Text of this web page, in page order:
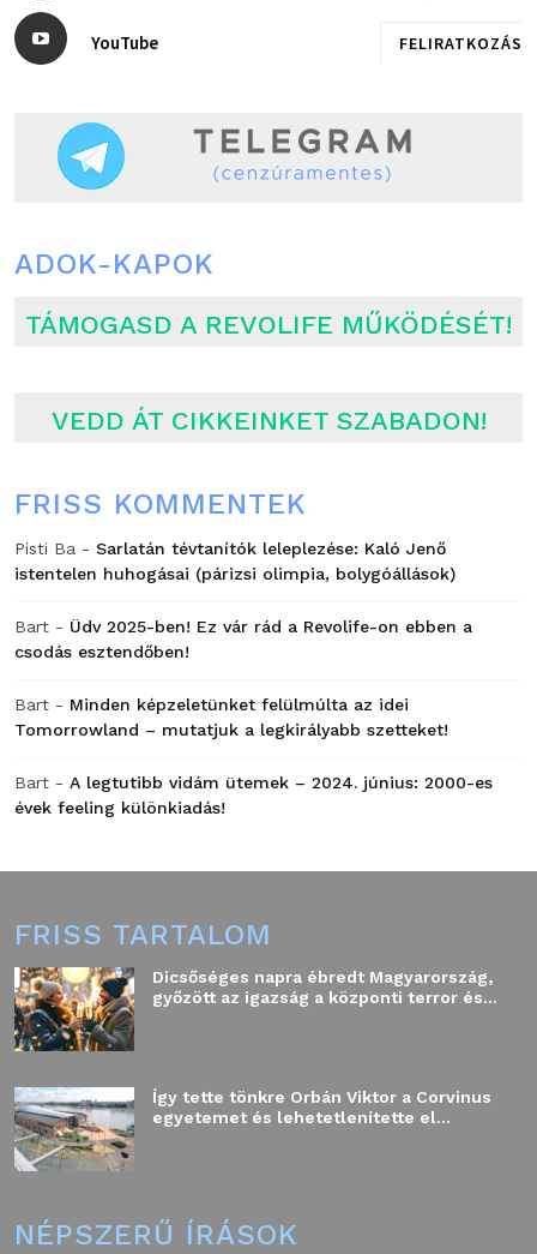
YouTube FELIRATKOZÁS
ADOK-KAPOK
TÁMOGASD A REVOLIFE MŰKÖDÉSÉT!
VEDD ÁT CIKKEINKET SZABADON!
FRISS KOMMENTEK
Pisti Ba - Sarlatán tévtanítók leleplezése: Kaló Jenő
istentelen huhogásai (párizsi olimpia, bolygóállások)
Bart - Üdv 2025-ben! Ez vár rád a Revolife-on ebben a
csodás esztendőben!
Bart - Minden képzeletünket felülmúlta az idei
Tomorrowland – mutatjuk a legkirályabb szetteket!
Bart - A legtutibb vidám ütemek – 2024. június: 2000-es
évek feeling különkiadás!
FRISS TARTALOM
Dicsőséges napra ébredt Magyarország,
győzött az igazság a központi terror és...
Így tette tönkre Orbán Viktor a Corvinus
egyetemet és lehetetlenítette el...
NÉPSZERŰ ÍRÁSOK